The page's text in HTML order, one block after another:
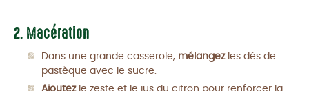
2. Macération
Dans une grande casserole, mélangezles dés de
pastèque avec le sucre.
Ajoutezle zeste et le jus du citron pour renforcer la